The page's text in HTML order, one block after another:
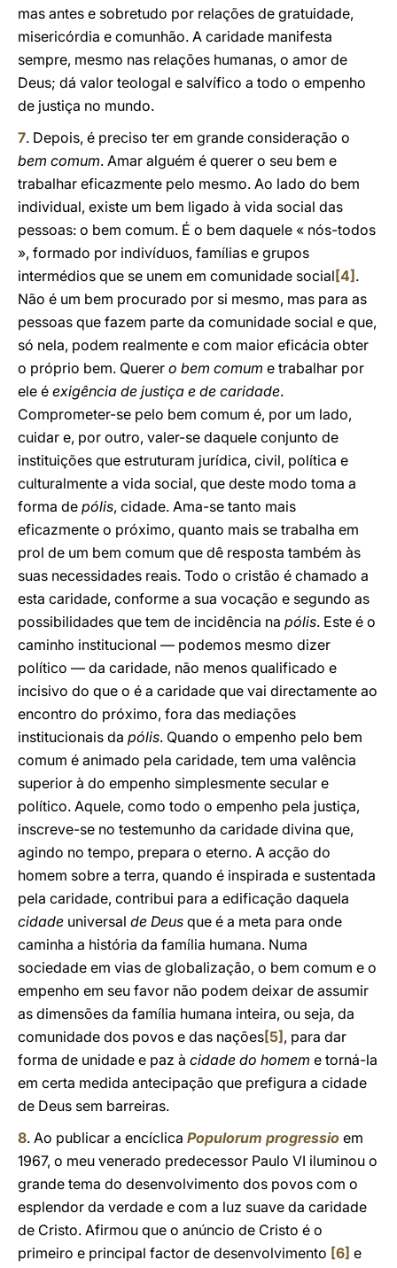
mas antes e sobretudo por relações de gratuidade,
misericórdia e comunhão. A caridade manifesta
sempre, mesmo nas relações humanas, o amor de
Deus; dá valor teologal e salvífico a todo o empenho
de justiça no mundo.
7. Depois, é preciso ter em grande consideração o
bem comum. Amar alguém é querer o seu bem e
trabalhar eficazmente pelo mesmo. Ao lado do bem
individual, existe um bem ligado à vida social das
pessoas: o bem comum. É o bem daquele « nós-todos
», formado por indivíduos, famílias e grupos
intermédios que se unem em comunidade social [4] .
Não é um bem procurado por si mesmo, mas para as
pessoas que fazem parte da comunidade social e que,
só nela, podem realmente e com maior eficácia obter
o próprio bem. Querer o bem comum e trabalhar por
ele é exigência de justiça e de caridade.
Comprometer-se pelo bem comum é, por um lado,
cuidar e, por outro, valer-se daquele conjunto de
instituições que estruturam jurídica, civil, política e
culturalmente a vida social, que deste modo toma a
forma de pólis, cidade. Ama-se tanto mais
eficazmente o próximo, quanto mais se trabalha em
prol de um bem comum que dê resposta também às
suas necessidades reais. Todo o cristão é chamado a
esta caridade, conforme a sua vocação e segundo as
possibilidades que tem de incidência na pólis. Este é o
caminho institucional — podemos mesmo dizer
político — da caridade, não menos qualificado e
incisivo do que o é a caridade que vai directamente ao
encontro do próximo, fora das mediações
institucionais da pólis. Quando o empenho pelo bem
comum é animado pela caridade, tem uma valência
superior à do empenho simplesmente secular e
político. Aquele, como todo o empenho pela justiça,
inscreve-se no testemunho da caridade divina que,
agindo no tempo, prepara o eterno. A acção do
homem sobre a terra, quando é inspirada e sustentada
pela caridade, contribui para a edificação daquela
cidade universal de Deus que é a meta para onde
caminha a história da família humana. Numa
sociedade em vias de globalização, o bem comum e o
empenho em seu favor não podem deixar de assumir
as dimensões da família humana inteira, ou seja, da
comunidade dos povos e das nações[5] , para dar
forma de unidade e paz à cidade do homem e torná-la
em certa medida antecipação que prefigura a cidade
de Deus sem barreiras.
8. Ao publicar a encíclica Populorum progressio em
1967, o meu venerado predecessor Paulo VI iluminou o
grande tema do desenvolvimento dos povos com o
esplendor da verdade e com a luz suave da caridade
de Cristo. Afirmou que o anúncio de Cristo é o
primeiro e principal factor de desenvolvimento [6] e